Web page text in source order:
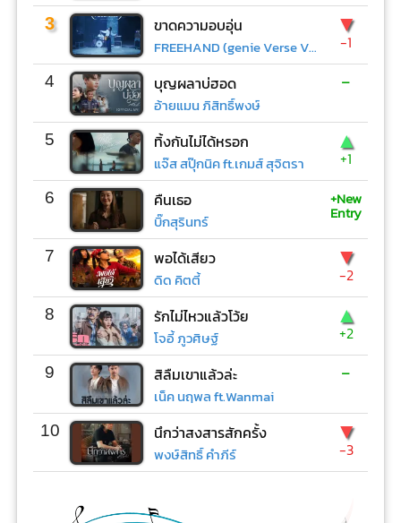
3 ขาดความอบอุ่น
FREEHAND (genie Verse Vol.1)
▼
-1
4 บุญผลาบ่ฮอด
อ้ายแมน ภิสิทธิ์พงษ์
-
5 ทิ้งกันไม่ได้หรอก
แจ๊ส สปุ๊กนิค ft.เกมส์ สุจิตรา
▲
+1
6 คืนเธอ
บิ๊กสุรินทร์
+New
Entry
7 พอได้เสียว
ดิด คิตตี้
▼
-2
8 รักไม่ไหวแล้วโว้ย
โจอี้ ภูวศิษฐ์
▲
+2
9 สิลืมเขาแล้วล่ะ
เน็ค นฤพล ft.Wanmai
-
10 นึกว่าสงสารสักครั้ง
พงษ์สิทธิ์ คำภีร์
▼
-3